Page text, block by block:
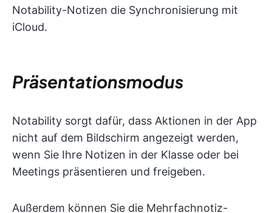
Notability-Notizen die Synchronisierung mit
iCloud.
Präsentationsmodus
Notability sorgt dafür, dass Aktionen in der App
nicht auf dem Bildschirm angezeigt werden,
wenn Sie Ihre Notizen in der Klasse oder bei
Meetings präsentieren und freigeben.
Außerdem können Sie die Mehrfachnotiz-